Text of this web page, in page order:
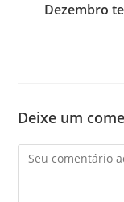
Dezembro
Deixe um